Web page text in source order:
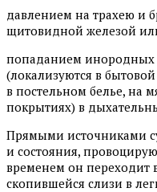
давлением на трахею и
щитовидной железой
попаданием инородных
(локализуются в
в постельном белье, на
покрытиях) в
Прямыми источниками
и состояния,
временем он переходит
скопившейся слизи в